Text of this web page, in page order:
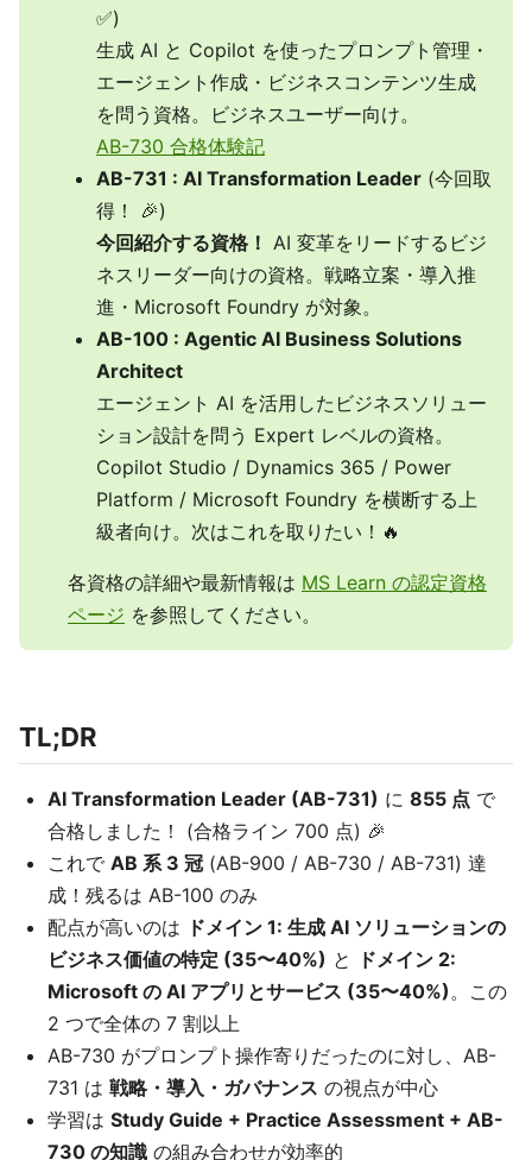
✅)
生成 AI と Copilot を使ったプロンプト管理・
エージェント作成・ビジネスコンテンツ生成
を問う資格。ビジネスユーザー向け。
AB-730 合格体験記
AB-731 : AI Transformation Leader (今回取
得！ 🎉)
今回紹介する資格！ AI 変革をリードするビジ
ネスリーダー向けの資格。戦略立案・導入推
進・Microsoft Foundry が対象。
AB-100 : Agentic AI Business Solutions
Architect
エージェント AI を活用したビジネスソリュー
ション設計を問う Expert レベルの資格。
Copilot Studio / Dynamics 365 / Power
Platform / Microsoft Foundry を横断する上
級者向け。次はこれを取りたい！🔥
各資格の詳細や最新情報は MS Learn の認定資格
ページ を参照してください。
TL;DR
AI Transformation Leader (AB-731) に 855 点 で
合格しました！ (合格ライン 700 点) 🎉
これで AB 系 3 冠 (AB-900 / AB-730 / AB-731) 達
成！残るは AB-100 のみ
配点が高いのは ドメイン 1: 生成 AI ソリューションの
ビジネス価値の特定 (35〜40%) と
ドメイン 2:
Microsoft の AI アプリとサービス (35〜40%)。この
2 つで全体の 7 割以上
AB-730 がプロンプト操作寄りだったのに対し、AB-
731 は 戦略・導入・ガバナンス の視点が中心
学習は Study Guide + Practice Assessment + AB-
730 の知識 の組み合わせが効率的